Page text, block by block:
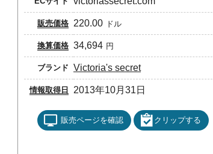
販売価格 220.00 ドル
換算価格 34,694 円
ブランド Victoria's secret
情報取得日 2013年10月31日
販売ページを確認 クリップする